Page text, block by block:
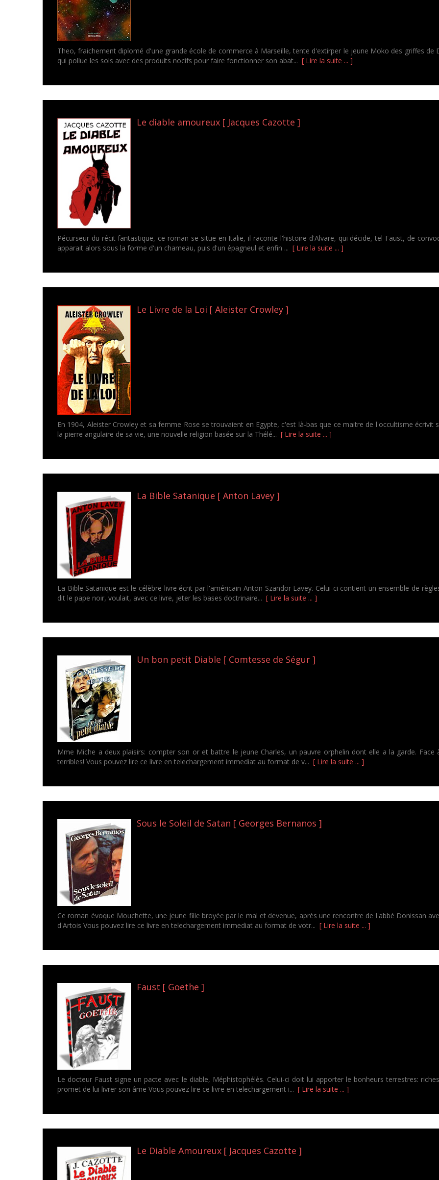
Theo, fraichement diplomé d'une grande école de commerce à Marseille, tente d'extirper le jeune Moko des griffes de
qui pollue les sols avec des produits nocifs pour faire fonctionner son abat... [ Lire la suite ... ]
Le diable amoureux [ Jacques Cazotte ]
Pécurseur du récit fantastique, ce roman se situe en Italie, il raconte l'histoire d'Alvare, qui décide, tel Faust, de
apparait alors sous la forme d'un chameau, puis d'un épagneul et enfin ... [ Lire la suite ... ]
Le Livre de la Loi [ Aleister Crowley ]
En 1904, Aleister Crowley et sa femme Rose se trouvaient en Egypte, c'est là-bas que ce maitre de l'occultisme
la pierre angulaire de sa vie, une nouvelle religion basée sur la Thélé... [ Lire la suite ... ]
La Bible Satanique [ Anton Lavey ]
La Bible Satanique est le célèbre livre écrit par l'américain Anton Szandor Lavey. Celui-ci contient un ensemble de
dit le pape noir, voulait, avec ce livre, jeter les bases doctrinaire... [ Lire la suite ... ]
Un bon petit Diable [ Comtesse de Ségur ]
Mme Miche a deux plaisirs: compter son or et battre le jeune Charles, un pauvre orphelin dont elle a la garde.
terribles! Vous pouvez lire ce livre en telechargement immediat au format de v... [ Lire la suite ... ]
Sous le Soleil de Satan [ Georges Bernanos ]
Ce roman évoque Mouchette, une jeune fille broyée par le mal et devenue, après une rencontre de l'abbé Donissan
d'Artois Vous pouvez lire ce livre en telechargement immediat au format de votr... [ Lire la suite ... ]
Faust [ Goethe ]
Le docteur Faust signe un pacte avec le diable, Méphistophélès. Celui-ci doit lui apporter le bonheurs terrestres:
promet de lui livrer son âme Vous pouvez lire ce livre en telechargement i... [ Lire la suite ... ]
Le Diable Amoureux [ Jacques Cazotte ]